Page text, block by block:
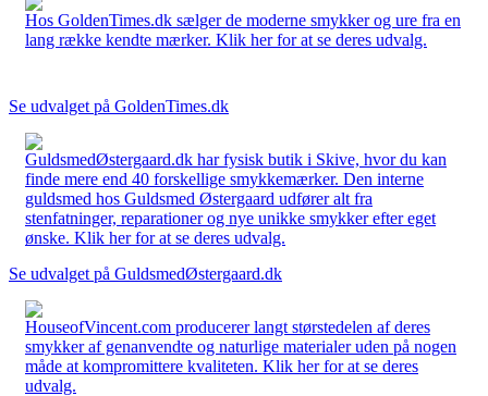
Hos GoldenTimes.dk sælger de moderne smykker og ure fra en
lang række kendte mærker. Klik her for at se deres udvalg.
Se udvalget på GoldenTimes.dk
GuldsmedØstergaard.dk har fysisk butik i Skive, hvor du kan
finde mere end 40 forskellige smykkemærker. Den interne
guldsmed hos Guldsmed Østergaard udfører alt fra
stenfatninger, reparationer og nye unikke smykker efter eget
ønske. Klik her for at se deres udvalg.
Se udvalget på GuldsmedØstergaard.dk
HouseofVincent.com producerer langt størstedelen af deres
smykker af genanvendte og naturlige materialer uden på nogen
måde at kompromittere kvaliteten. Klik her for at se deres
udvalg.